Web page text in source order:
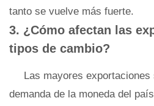
tanto se vuelve más fuerte.
3. ¿Cómo afectan las
tipos de cambio?
Las mayores
demanda de la moneda del